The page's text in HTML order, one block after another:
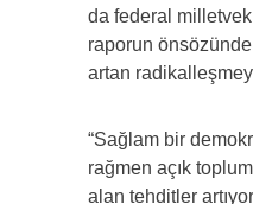
da federal
raporun
artan
“Sağlam bir
rağmen açık
alan tehditler